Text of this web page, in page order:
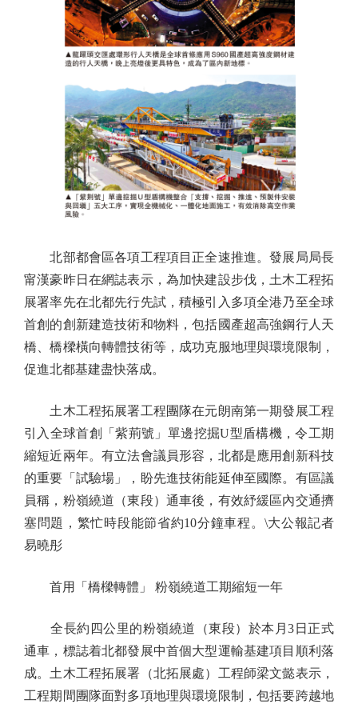
北部都會區各項工程項目正全速推進。發展局局長
甯漢豪昨日在網誌表示，為加快建設步伐，土木工程拓
展署率先在北都先行先試，積極引入多項全港乃至全球
首創的創新建造技術和物料，包括國產超高強鋼行人天
橋、橋樑橫向轉體技術等，成功克服地理與環境限制，
促進北都基建盡快落成。
土木工程拓展署工程團隊在元朗南第一期發展工程
引入全球首創「紫荊號」單邊挖掘U型盾構機，令工期
縮短近兩年。有立法會議員形容，北都是應用創新科技
的重要「試驗場」，盼先進技術能延伸至國際。有區議
員稱，粉嶺繞道（東段）通車後，有效紓緩區內交通擠
塞問題，繁忙時段能節省約10分鐘車程。\大公報記者
易曉彤
首用「橋樑轉體」 粉嶺繞道工期縮短一年
全長約四公里的粉嶺繞道（東段）於本月3日正式
通車，標誌着北都發展中首個大型運輸基建項目順利落
成。土木工程拓展署（北拓展處）工程師梁文懿表示，
工程期間團隊面對多項地理與環境限制，包括要跨越地